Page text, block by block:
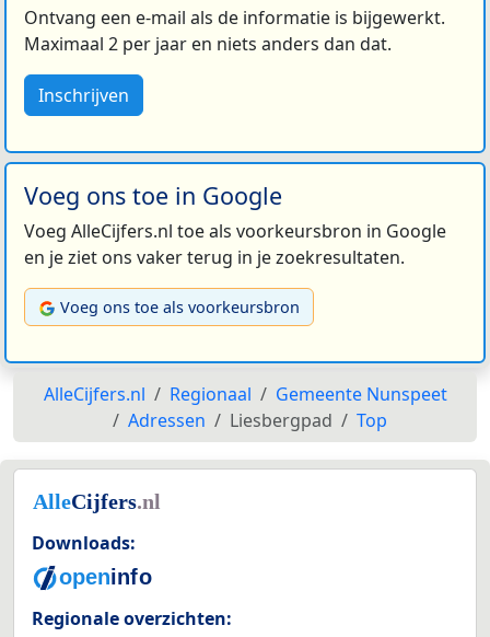
Ontvang een e-mail als de informatie is bijgewerkt.
Maximaal 2 per jaar en niets anders dan dat.
Inschrijven
Voeg ons toe in Google
Voeg AlleCijfers.nl toe als voorkeursbron in Google
en je ziet ons vaker terug in je zoekresultaten.
Voeg ons toe als voorkeursbron
AlleCijfers.nl Regionaal
Gemeente Nunspeet
Adressen
Liesbergpad Top
Downloads:
Regionale overzichten: